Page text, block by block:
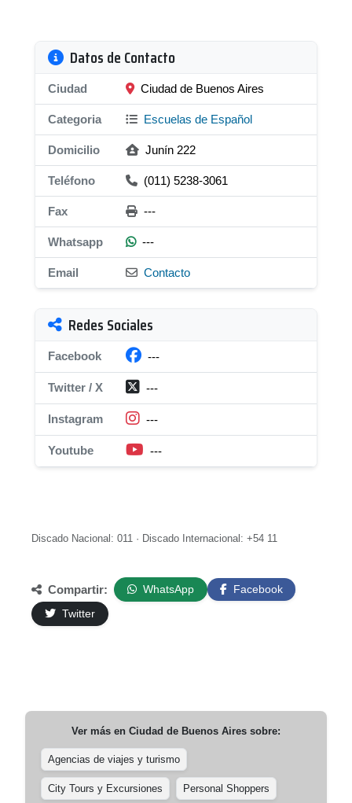
Datos de Contacto
Ciudad Ciudad de Buenos Aires
Categoria Escuelas de Español
Domicilio Junín 222
Teléfono (011) 5238-3061
Fax ---
Whatsapp ---
Email Contacto
Redes Sociales
Facebook ---
Twitter / X ---
Instagram ---
Youtube ---
Discado Nacional: 011 · Discado Internacional: +54 11
Compartir: WhatsApp
Facebook
Twitter
Ver más en Ciudad de Buenos Aires sobre:
Agencias de viajes y turismo
City Tours y Excursiones Personal Shoppers